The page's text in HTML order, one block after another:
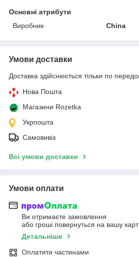
Основні атрибути
Виробник
China
Умови доставки
Доставка здійснюється тільки по
Нова Пошта
Магазини Rozetka
Укрпошта
Самовивіз
Всі умови доставки
Умови оплати
Ви отримаєте замовлення
або гроші повернуться на вашу
Детальніше
Оплатити частинами